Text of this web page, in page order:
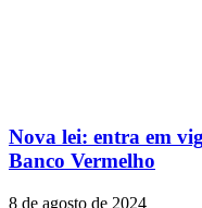
Nova lei: entra em
Banco Vermelho
8 de agosto de 2024